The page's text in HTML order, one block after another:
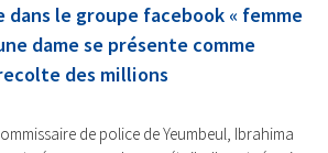
dans le groupe facebook « femme
dame se présente comme
des millions
de police de Yeumbeul, Ibrahima